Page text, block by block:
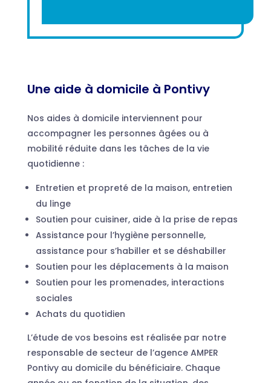
Une aide à domicile à Pontivy
Nos aides à domicile interviennent pour
accompagner les personnes âgées ou à
mobilité réduite dans les tâches de la vie
quotidienne :
Entretien et propreté de la maison, entretien
du linge
Soutien pour cuisiner, aide à la prise de repas
Assistance pour l’hygiène personnelle,
assistance pour s’habiller et se déshabiller
Soutien pour les déplacements à la maison
Soutien pour les promenades, interactions
sociales
Achats du quotidien
L’étude de vos besoins est réalisée par notre
responsable de secteur de l’agence AMPER
Pontivy au domicile du bénéficiaire. Chaque